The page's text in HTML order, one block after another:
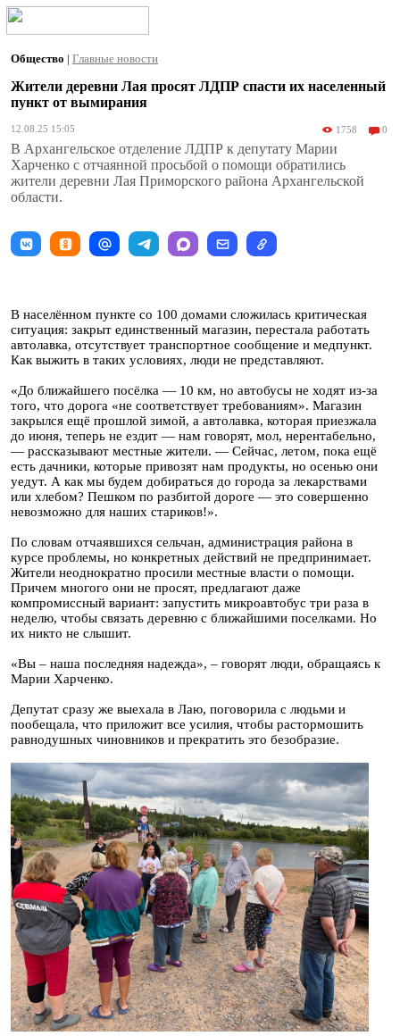
Общество | Главные новости
Жители деревни Лая просят ЛДПР спасти их населенный
пункт от вымирания
12.08.25 15:05 1758 0
В Архангельское отделение ЛДПР к депутату Марии
Харченко с отчаянной просьбой о помощи обратились
жители деревни Лая Приморского района Архангельской
области.
В населённом пункте со 100 домами сложилась критическая
ситуация: закрыт единственный магазин, перестала работать
автолавка, отсутствует транспортное сообщение и медпункт.
Как выжить в таких условиях, люди не представляют.
«До ближайшего посёлка — 10 км, но автобусы не ходят из-за
того, что дорога «не соответствует требованиям». Магазин
закрылся ещё прошлой зимой, а автолавка, которая приезжала
до июня, теперь не ездит — нам говорят, мол, нерентабельно,
— рассказывают местные жители. — Сейчас, летом, пока ещё
есть дачники, которые привозят нам продукты, но осенью они
уедут. А как мы будем добираться до города за лекарствами
или хлебом? Пешком по разбитой дороге — это совершенно
невозможно для наших стариков!».
По словам отчаявшихся сельчан, администрация района в
курсе проблемы, но конкретных действий не предпринимает.
Жители неоднократно просили местные власти о помощи.
Причем многого они не просят, предлагают даже
компромиссный вариант: запустить микроавтобус три раза в
неделю, чтобы связать деревню с ближайшими поселками. Но
их никто не слышит.
«Вы – наша последняя надежда», – говорят люди, обращаясь к
Марии Харченко.
Депутат сразу же выехала в Лаю, поговорила с людьми и
пообещала, что приложит все усилия, чтобы растормошить
равнодушных чиновников и прекратить это безобразие.